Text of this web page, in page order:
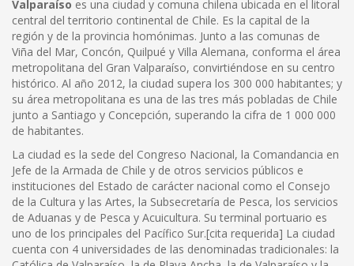
Valparaíso es una ciudad y comuna chilena ubicada en el litoral
central del territorio continental de Chile. Es la capital de la
región y de la provincia homónimas. Junto a las comunas de
Viña del Mar, Concón, Quilpué y Villa Alemana, conforma el área
metropolitana del Gran Valparaíso, convirtiéndose en su centro
histórico. Al año 2012, la ciudad supera los 300 000 habitantes; y
su área metropolitana es una de las tres más pobladas de Chile
junto a Santiago y Concepción, superando la cifra de 1 000 000
de habitantes.
La ciudad es la sede del Congreso Nacional, la Comandancia en
Jefe de la Armada de Chile y de otros servicios públicos e
instituciones del Estado de carácter nacional como el Consejo
de la Cultura y las Artes, la Subsecretaría de Pesca, los servicios
de Aduanas y de Pesca y Acuicultura. Su terminal portuario es
uno de los principales del Pacífico Sur.[cita requerida] La ciudad
cuenta con 4 universidades de las denominadas tradicionales: la